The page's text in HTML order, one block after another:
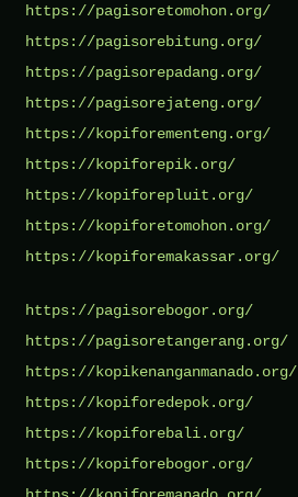
https://pagisoretomohon.org/
https://pagisorebitung.org/
https://pagisorepadang.org/
https://pagisorejateng.org/
https://kopiforementeng.org/
https://kopiforepik.org/
https://kopiforepluit.org/
https://kopiforetomohon.org/
https://kopiforemakassar.org/
https://pagisorebogor.org/
https://pagisoretangerang.org/
https://kopikenanganmanado.org/
https://kopiforedepok.org/
https://kopiforebali.org/
https://kopiforebogor.org/